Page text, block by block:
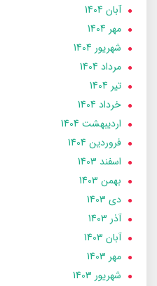
آبان 1404
مهر 1404
شهریور 1404
مرداد 1404
تير 1404
خرداد 1404
ارديبهشت 1404
فروردین 1404
اسفند 1403
بهمن 1403
دی 1403
آذر 1403
آبان 1403
مهر 1403
شهریور 1403